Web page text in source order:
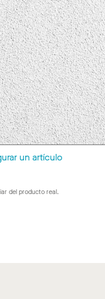
un artículo
del producto real.